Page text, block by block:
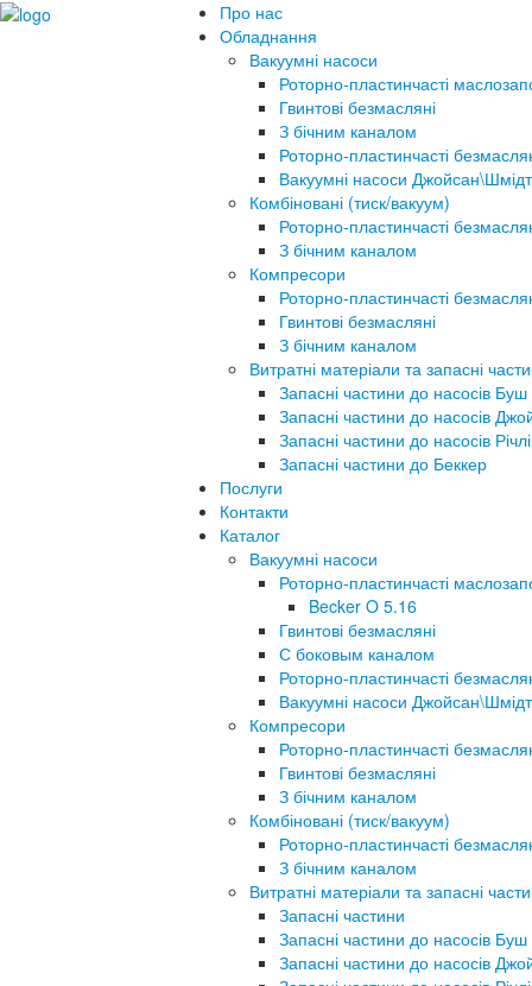
Про нас
Обладнання
Вакуумні насоси
Роторно-пластинчасті
Гвинтові безмасляні
З бічним каналом
Роторно-пластинчасті
Вакуумні насоси Джойсан\Шмідт
Комбіновані (тиск/вакуум)
Роторно-пластинчасті
З бічним каналом
Компресори
Роторно-пластинчасті
Гвинтові безмасляні
З бічним каналом
Витратні матеріали та запасні
Запасні частини до насосів Буш
Запасні частини до насосів
Запасні частини до насосів Річлі
Запасні частини до Беккер
Послуги
Контакти
Каталог
Вакуумні насоси
Роторно-пластинчасті
Becker O 5.16
Гвинтові безмасляні
С боковым каналом
Роторно-пластинчасті
Вакуумні насоси Джойсан\Шмідт
Компресори
Роторно-пластинчасті
Гвинтові безмасляні
З бічним каналом
Комбіновані (тиск/вакуум)
Роторно-пластинчасті
З бічним каналом
Витратні матеріали та запасні
Запасні частини
Запасні частини до насосів Буш
Запасні частини до насосів